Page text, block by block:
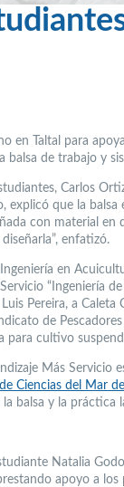
en Taltal para
balsa de trabajo y
Carlos
explicó que la
con material en
enfatizó.
en
“Ingeniería
Pereira, a Caleta
de
para cultivo
Más Servicio
Ciencias del Mar
balsa y la práctica
Natalia
apoyo a